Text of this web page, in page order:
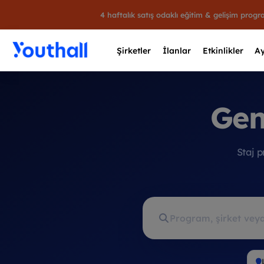
4 haftalık satış odaklı eğitim & gelişim
Şirketler İlanlar Etkinlikler
Staj